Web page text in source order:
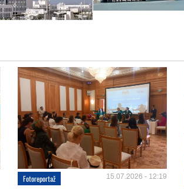
Fotoreportaž 15.07.2026 - 12:19